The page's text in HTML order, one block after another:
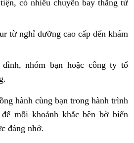
có nhiều chuyến bay thẳng từ
từ nghỉ dưỡng cao cấp đến khám
nhóm bạn hoặc công ty tổ
hành cùng bạn trong hành trình
mỗi khoảnh khắc bên bờ biển
đáng nhớ.